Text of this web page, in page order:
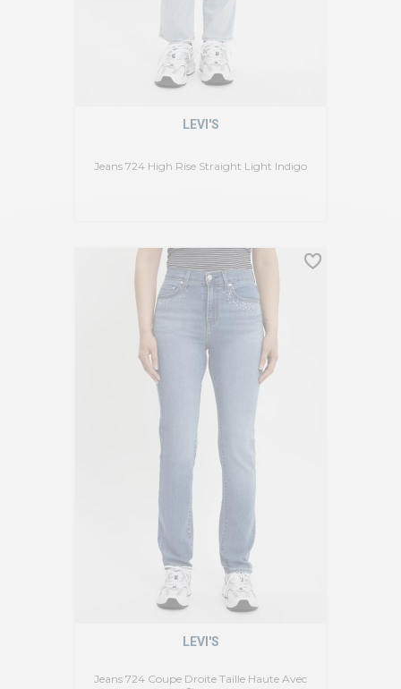
Jeans 724 High Rise Straight Light Indigo
LEVI'S
Jeans 724 Coupe Droite Taille Haute Avec
LEVI'S